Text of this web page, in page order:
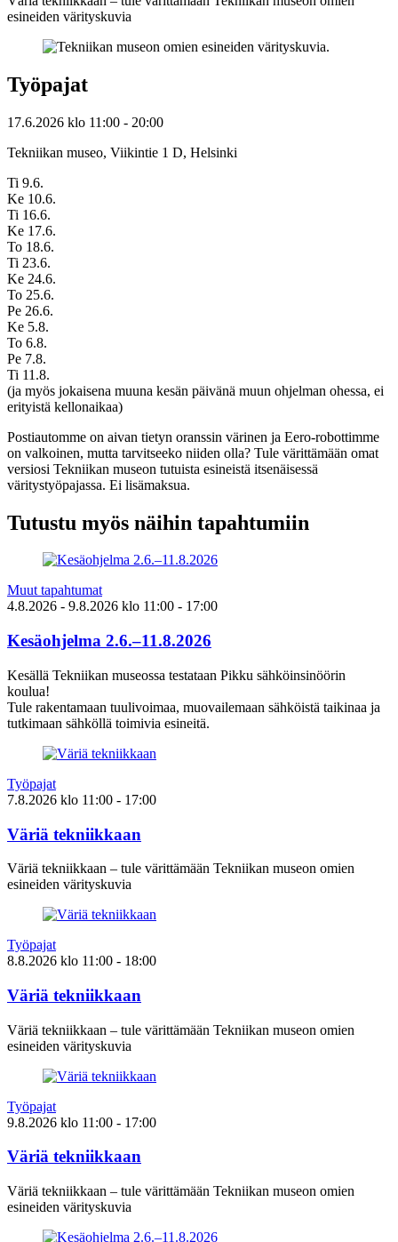
esineiden värityskuvia
Työpajat
17.6.2026 klo 11:00 - 20:00
Tekniikan museo, Viikintie 1 D, Helsinki
Ti 9.6.
Ke 10.6.
Ti 16.6.
Ke 17.6.
To 18.6.
Ti 23.6.
Ke 24.6.
To 25.6.
Pe 26.6.
Ke 5.8.
To 6.8.
Pe 7.8.
Ti 11.8.
(ja myös jokaisena muuna kesän päivänä muun ohjelman ohessa, ei
erityistä kellonaikaa)
Postiautomme on aivan tietyn oranssin värinen ja Eero-robottimme
on valkoinen, mutta tarvitseeko niiden olla? Tule värittämään omat
versiosi Tekniikan museon tutuista esineistä itsenäisessä
väritystyöpajassa. Ei lisämaksua.
Tutustu myös näihin tapahtumiin
Muut tapahtumat
4.8.2026 - 9.8.2026 klo 11:00 - 17:00
Kesäohjelma 2.6.–11.8.2026
Kesällä Tekniikan museossa testataan Pikku sähköinsinöörin
koulua!
Tule rakentamaan tuulivoimaa, muovailemaan sähköistä taikinaa ja
tutkimaan sähköllä toimivia esineitä.
Työpajat
7.8.2026 klo 11:00 - 17:00
Väriä tekniikkaan
Väriä tekniikkaan – tule värittämään Tekniikan museon omien
esineiden värityskuvia
Työpajat
8.8.2026 klo 11:00 - 18:00
Väriä tekniikkaan
Väriä tekniikkaan – tule värittämään Tekniikan museon omien
esineiden värityskuvia
Työpajat
9.8.2026 klo 11:00 - 17:00
Väriä tekniikkaan
Väriä tekniikkaan – tule värittämään Tekniikan museon omien
esineiden värityskuvia